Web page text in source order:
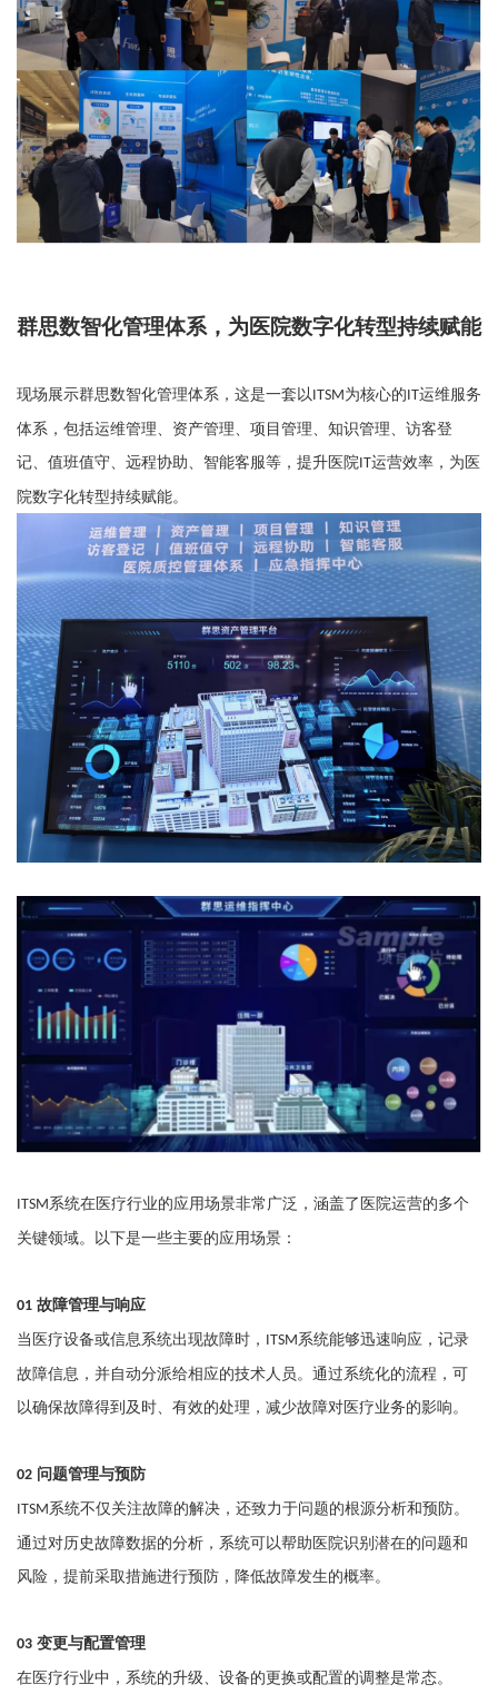
群思数智化管理体系 ， 为医院数字化转型持续赋能
现场展示群思数智化管理体系 ， 这是一套以ITSM为核心的IT运维服务
体系，包括运维管理、资产管理、项目管理、知识管理、访客登
记、值班值守、远程协助、智能客服等，提升医院IT运营效率，为医
院数字化转型持续赋能。
ITSM 系统在医疗行业的应用场景非常广泛，涵盖了医院运营的多个
关键领域。以下是一些主要的应用场景：
01 故障管理与响应
当医疗设备或信息系统出现故障时， ITSM 系统能够迅速响应，记录
故障信息，并自动分派给相应的技术人员。通过系统化的流程，可
以确保故障得到及时、有效的处理，减少故障对医疗业务的影响。
02 问题管理与预防
ITSM 系统不仅关注故障的解决，还致力于问题的根源分析和预防。
通过对历史故障数据的分析，系统可以帮助医院识别潜在的问题和
风险，提前采取措施进行预防，降低故障发生的概率。
03 变更与配置管理
在医疗行业中，系统的升级、设备的更换或配置的调整是常态。